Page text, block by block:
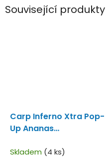
Související produkty
Carp Inferno Xtra Pop-
Up Ananas
Skladem (4 ks)